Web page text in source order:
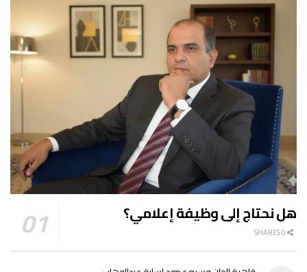
هل نحتاج إلى وظيفة إعلامي؟